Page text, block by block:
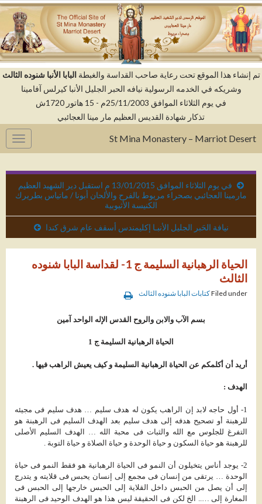
إنشاء هذا الموقع تحت رعاية صاحب القداسة والغبطةالبابا الأنبا شنوده الثالث
وشريكه في الخدمه الرسولية نيافه الحبر الجليل الأنبا كيرلس آفامينا
في يوم الثلاثاء الموافق 25/11/2003م - 15 هاتور 1720ش
تذكار شهادة القديس العظيم مار مينا العجائبي
St Mina Monastery – Marriot Desert
في يوم الثلاثاء الموافق 13/01/2015 م استقبل دير الشهيد العظيم
مارمينا العجائبي بصحراء مريوط بالفرح والألحان أبونا / ماتياس بطريرك
الكنيسة الأثيوبية
نيافة الحَبر الجليل الأنبـا إكليمندس أسقف عام شرق كندا
الحياة الرهبانية السليمة ج 1- لقداسة البابا شنوده
الثالث
Filed underكتابات البابا شنوده الثالث
بسم الآب والابن والروح القدس الإله الواحد آمين
الحياة الرهبانية السليمة ج 1
أريد أن أكلمكم عن الحياة الرهبانية السليمة و كيف يعيش الراهب فيها .
الهدف :
1- أول حاجه لابد إن الراهب يكون له هدف سليم … هدف سليم فى مجيئه
للرهبنة أو تصحيح هدفه إلى هدف سليم بعد الهدف السليم فى الرهبنة هو
التفرغ للجلوس مع الله والثبات فى محبة الله … الهدف السليم الأصلى
للرهبنة هو حياة السكون و حياة الوحدة و حياة الصلاة و حياة التوبة .
2- يوجد أناس يتخيلون أن النمو فى الحياة الرهبانية هو فقط النمو فى حياة
الوحدة … يرتقى من إنسان فى مجمع إلى إنسان يحبس فى قلايته و يتدرج
إلى أن يصل من الحبس داخل القلاية إلى الحبس خارجها إلى الحبس فى
المغارة إلى ….. الخ لكن فى الحقيقة ليس هذا هو الهدف الوحيد فى الرهبنة